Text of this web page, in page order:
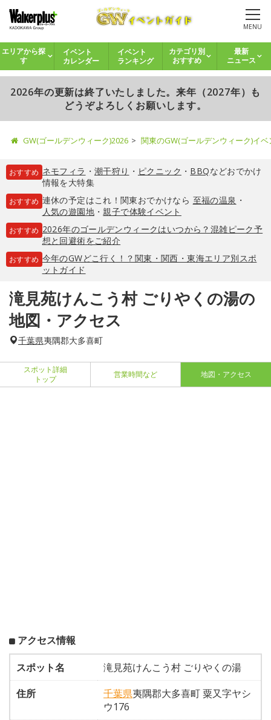
MENU
エリアから探
す
イベント
カレンダー
イベント
ランキング
カテゴリ別
おすすめ
最新
ニュース
2026年の更新は終了いたしました。来年（2027年）も
どうぞよろしくお願いします。
GW(ゴールデンウィーク)2026 関東のGW(ゴールデンウィーク)イ
おすすめ ネモフィラ ・ 潮干狩り ・ ピクニック ・ BBQなどおでかけ
情報を大特集
おすすめ 連休の予定はこれ！関東おでかけなら 至福の温泉 ・
人気の遊園地・親子で体験イベント
おすすめ 2026年のゴールデンウィークはいつから？混雑ピーク予
想と回避術をご紹介
おすすめ 今年のGWどこ行く！？関東・関西・東海エリア別スポ
ットガイド
滝見苑けんこう村 ごりやくの湯の
地図・アクセス
千葉県夷隅郡大多喜町
スポット詳細
トップ
営業時間など 地図・アクセス
アクセス情報
スポット名
滝見苑けんこう村 ごりやくの湯
住所
千葉県夷隅郡大多喜町 粟又字ヤシ
ウ176